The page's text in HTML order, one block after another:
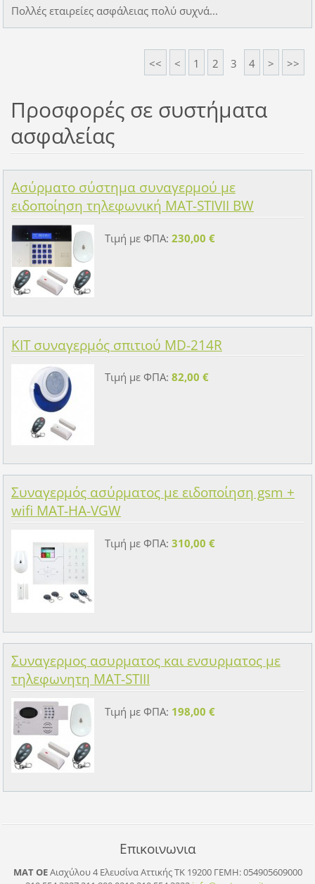
Πολλές εταιρείες ασφάλειας πολύ συχνά...
<< < 1 2 3 4 > >>
Προσφορές σε συστήματα
ασφαλείας
Ασύρματο σύστημα συναγερμού με
ειδοποίηση τηλεφωνική MAT-STIVII BW
Τιμή με ΦΠΑ: 230,00 €
KIT συναγερμός σπιτιού MD-214R
Τιμή με ΦΠΑ: 82,00 €
Συναγερμός ασύρματος με ειδοποίηση gsm +
wifi MAT-HA-VGW
Τιμή με ΦΠΑ: 310,00 €
Συναγερμος ασυρματος και ενσυρματος με
τηλεφωνητη MAT-STIII
Τιμή με ΦΠΑ: 198,00 €
Επικοινωνια
ΜΑΤ ΟΕΑισχύλου 4 Ελευσίνα Αττικής ΤΚ 19200ΓΕΜΗ: 054905609000